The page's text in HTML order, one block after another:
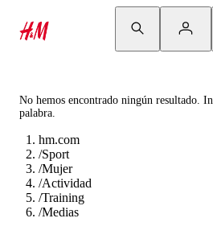
No hemos encontrado ningún resultado.
palabra.
hm.com
/Sport
/Mujer
/Actividad
/Training
/Medias